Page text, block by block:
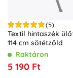
(5)
Textil hintaszék
114 cm sötétzöld
Raktáron
5 190 Ft